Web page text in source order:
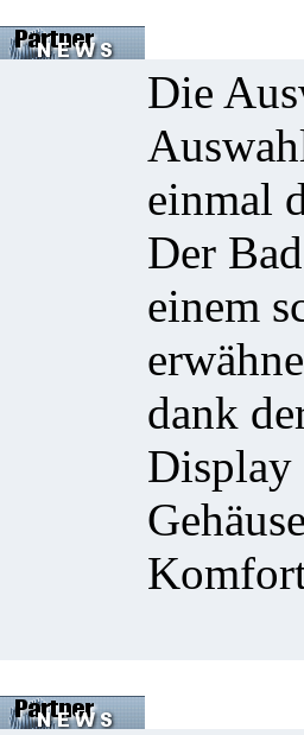
Die
einmal
Der
einem
dank
Display